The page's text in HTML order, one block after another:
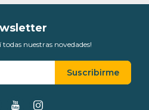
todas nuestras novedades!
Suscribirme
 